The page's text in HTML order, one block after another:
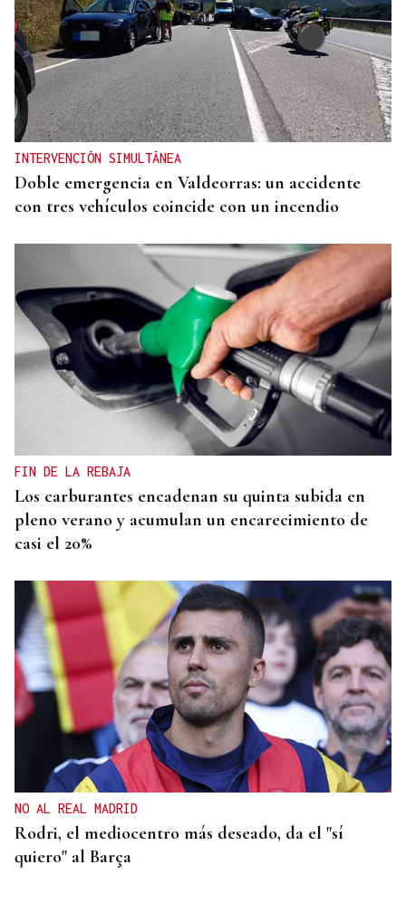
OBITUARIO
Muere a los 50 años el DJ francés Kavinsky, autor
del icónico tema "Nightcall"
INTERVENCIÓN SIMULTÁNEA
Doble emergencia en Valdeorras: un accidente
con tres vehículos coincide con un incendio
FIN DE LA REBAJA
Los carburantes encadenan su quinta subida en
pleno verano y acumulan un encarecimiento de
casi el 20%
NO AL REAL MADRID
Rodri, el mediocentro más deseado, da el "sí
quiero" al Barça